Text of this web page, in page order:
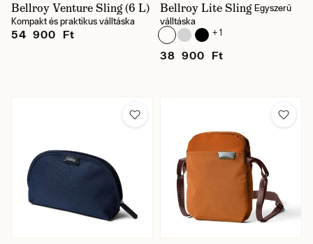
Bellroy Venture Sling (6 L)
Kompakt és praktikus válltáska
54 900 Ft
Bellroy Lite Sling Egyszerű
válltáska
+ 1
38 900 Ft